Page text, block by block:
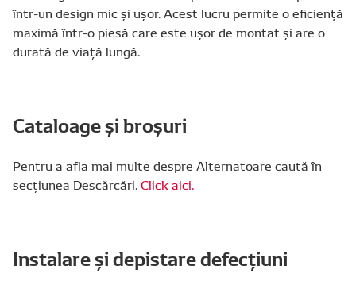
într-un design mic și ușor. Acest lucru permite o eficiență
maximă într-o piesă care este ușor de montat și are o
durată de viață lungă.
Cataloage și broșuri
Pentru a afla mai multe despre Alternatoare caută în
secțiunea Descărcări.Click aici.
Instalare și depistare defecțiuni